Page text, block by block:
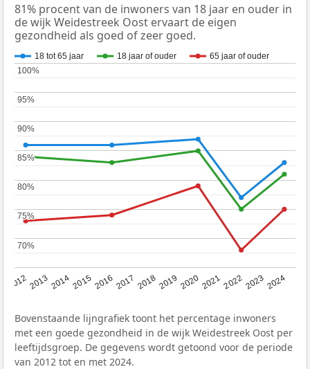
81% procent van de inwoners van 18 jaar en ouder in
de wijk Weidestreek Oost ervaart de eigen
gezondheid als goed of zeer goed.
18 tot 65 jaar 18 jaar of ouder 65 jaar of ouder
201220132014201520162017 20182019 20202021202220232024
70%
70%
75%
75%
80%
80%
85%
85%
90%
90%
95%
95%
100%
100%
Bovenstaande lijngrafiek toont het percentage inwoners
met een goede gezondheid in de wijk Weidestreek Oost per
leeftijdsgroep. De gegevens wordt getoond voor de periode
van 2012 tot en met 2024.